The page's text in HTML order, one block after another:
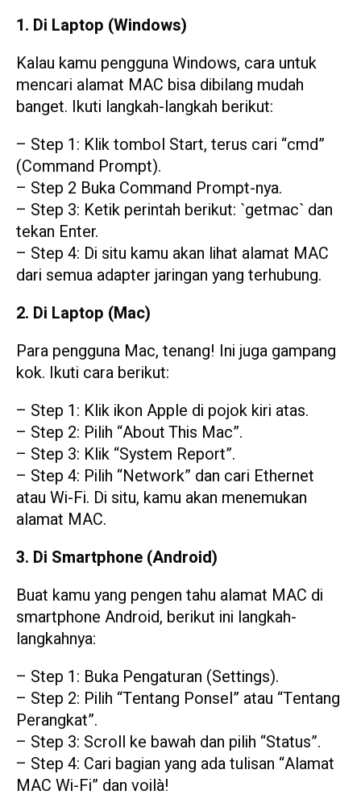
1. Di Laptop (Windows)
Kalau kamu pengguna Windows, cara untuk
mencari alamat MAC bisa dibilang mudah
banget. Ikuti langkah-langkah berikut:
– Step 1: Klik tombol Start, terus cari “cmd”
(Command Prompt).
– Step 2 Buka Command Prompt-nya.
– Step 3: Ketik perintah berikut: `getmac` dan
tekan Enter.
– Step 4: Di situ kamu akan lihat alamat MAC
dari semua adapter jaringan yang terhubung.
2. Di Laptop (Mac)
Para pengguna Mac, tenang! Ini juga gampang
kok. Ikuti cara berikut:
– Step 1: Klik ikon Apple di pojok kiri atas.
– Step 2: Pilih “About This Mac”.
– Step 3: Klik “System Report”.
– Step 4: Pilih “Network” dan cari Ethernet
atau Wi-Fi. Di situ, kamu akan menemukan
alamat MAC.
3. Di Smartphone (Android)
Buat kamu yang pengen tahu alamat MAC di
smartphone Android, berikut ini langkah-
langkahnya:
– Step 1: Buka Pengaturan (Settings).
– Step 2: Pilih “Tentang Ponsel” atau “Tentang
Perangkat”.
– Step 3: Scroll ke bawah dan pilih “Status”.
– Step 4: Cari bagian yang ada tulisan “Alamat
MAC Wi-Fi” dan voilà!